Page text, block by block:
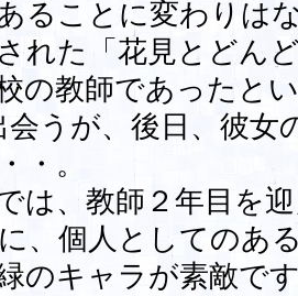
ることに変わりは
れた「花見とどん
の教師であったと
会うが、後日、彼
・。
は、教師２年目を
、個人としてのあ
のキャラが素敵で